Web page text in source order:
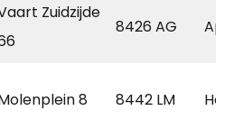
Zuidzijde
8426 AG
8 8442 LM